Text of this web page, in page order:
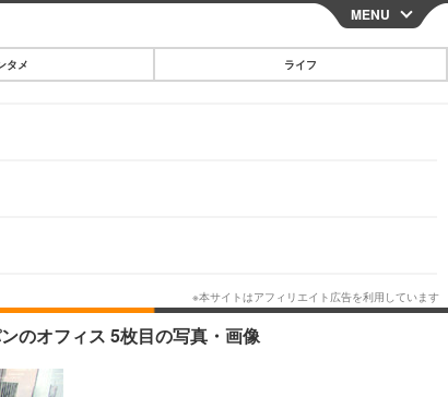
CLOSE
スポーツ
グルメ
ショッピング
MENU
タメ ライフ
のオフィス 5枚目の写真・画像